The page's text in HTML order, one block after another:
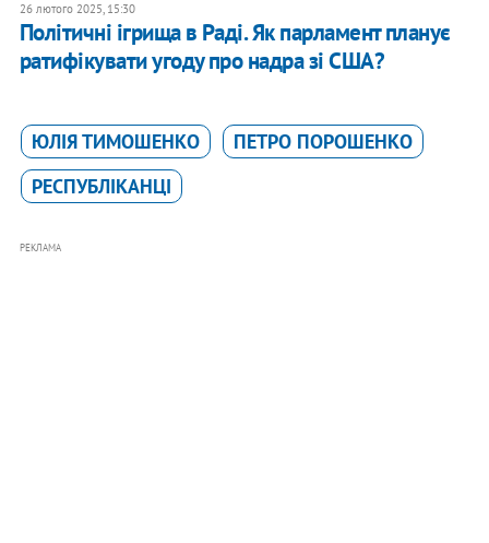
26 лютого 2025, 15:30
Політичні ігрища в Раді. Як парламент планує
ратифікувати угоду про надра зі США?
ЮЛІЯ ТИМОШЕНКО
ПЕТРО ПОРОШЕНКО
РЕСПУБЛІКАНЦІ
РЕКЛАМА